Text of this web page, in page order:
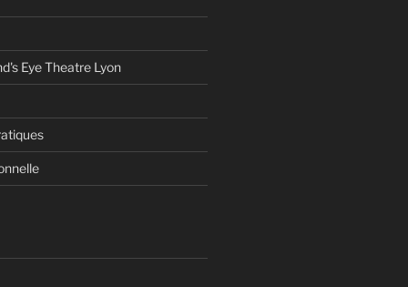
Eye Theatre Lyon